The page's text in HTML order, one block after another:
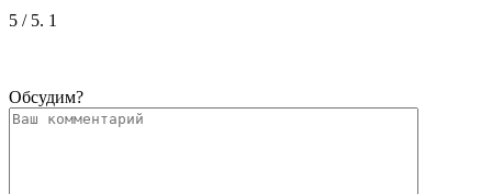
5 / 5. 1
Обсудим?